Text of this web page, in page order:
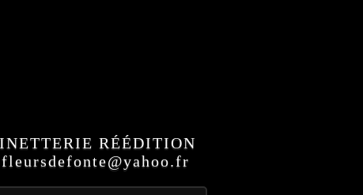
RÉÉDITION